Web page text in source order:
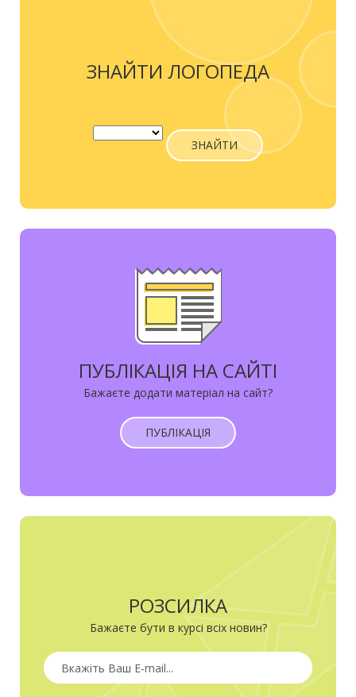
ЗНАЙТИ ЛОГОПЕДА
ЗНАЙТИ
ПУБЛІКАЦІЯ НА САЙТІ
Бажаєте додати матеріал на сайт?
ПУБЛІКАЦІЯ
РОЗСИЛКА
Бажаєте бути в курсі всіх новин?